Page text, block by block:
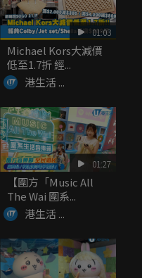
01:03
Michael Kors大減價
低至1.7折 經...
港生活 ...
01:27
【圍方「Music All
The Wai 圍系...
港生活 ...